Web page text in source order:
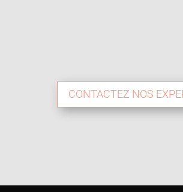
CONTACTEZ NOS